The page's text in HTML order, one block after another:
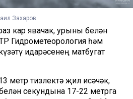
Захаров
кар явачак, урыны белән
ТР Гидрометеорология һәм
идарәсенең матбугат
метр тизлектә җил исәчәк,
секундына 17-22 метрга